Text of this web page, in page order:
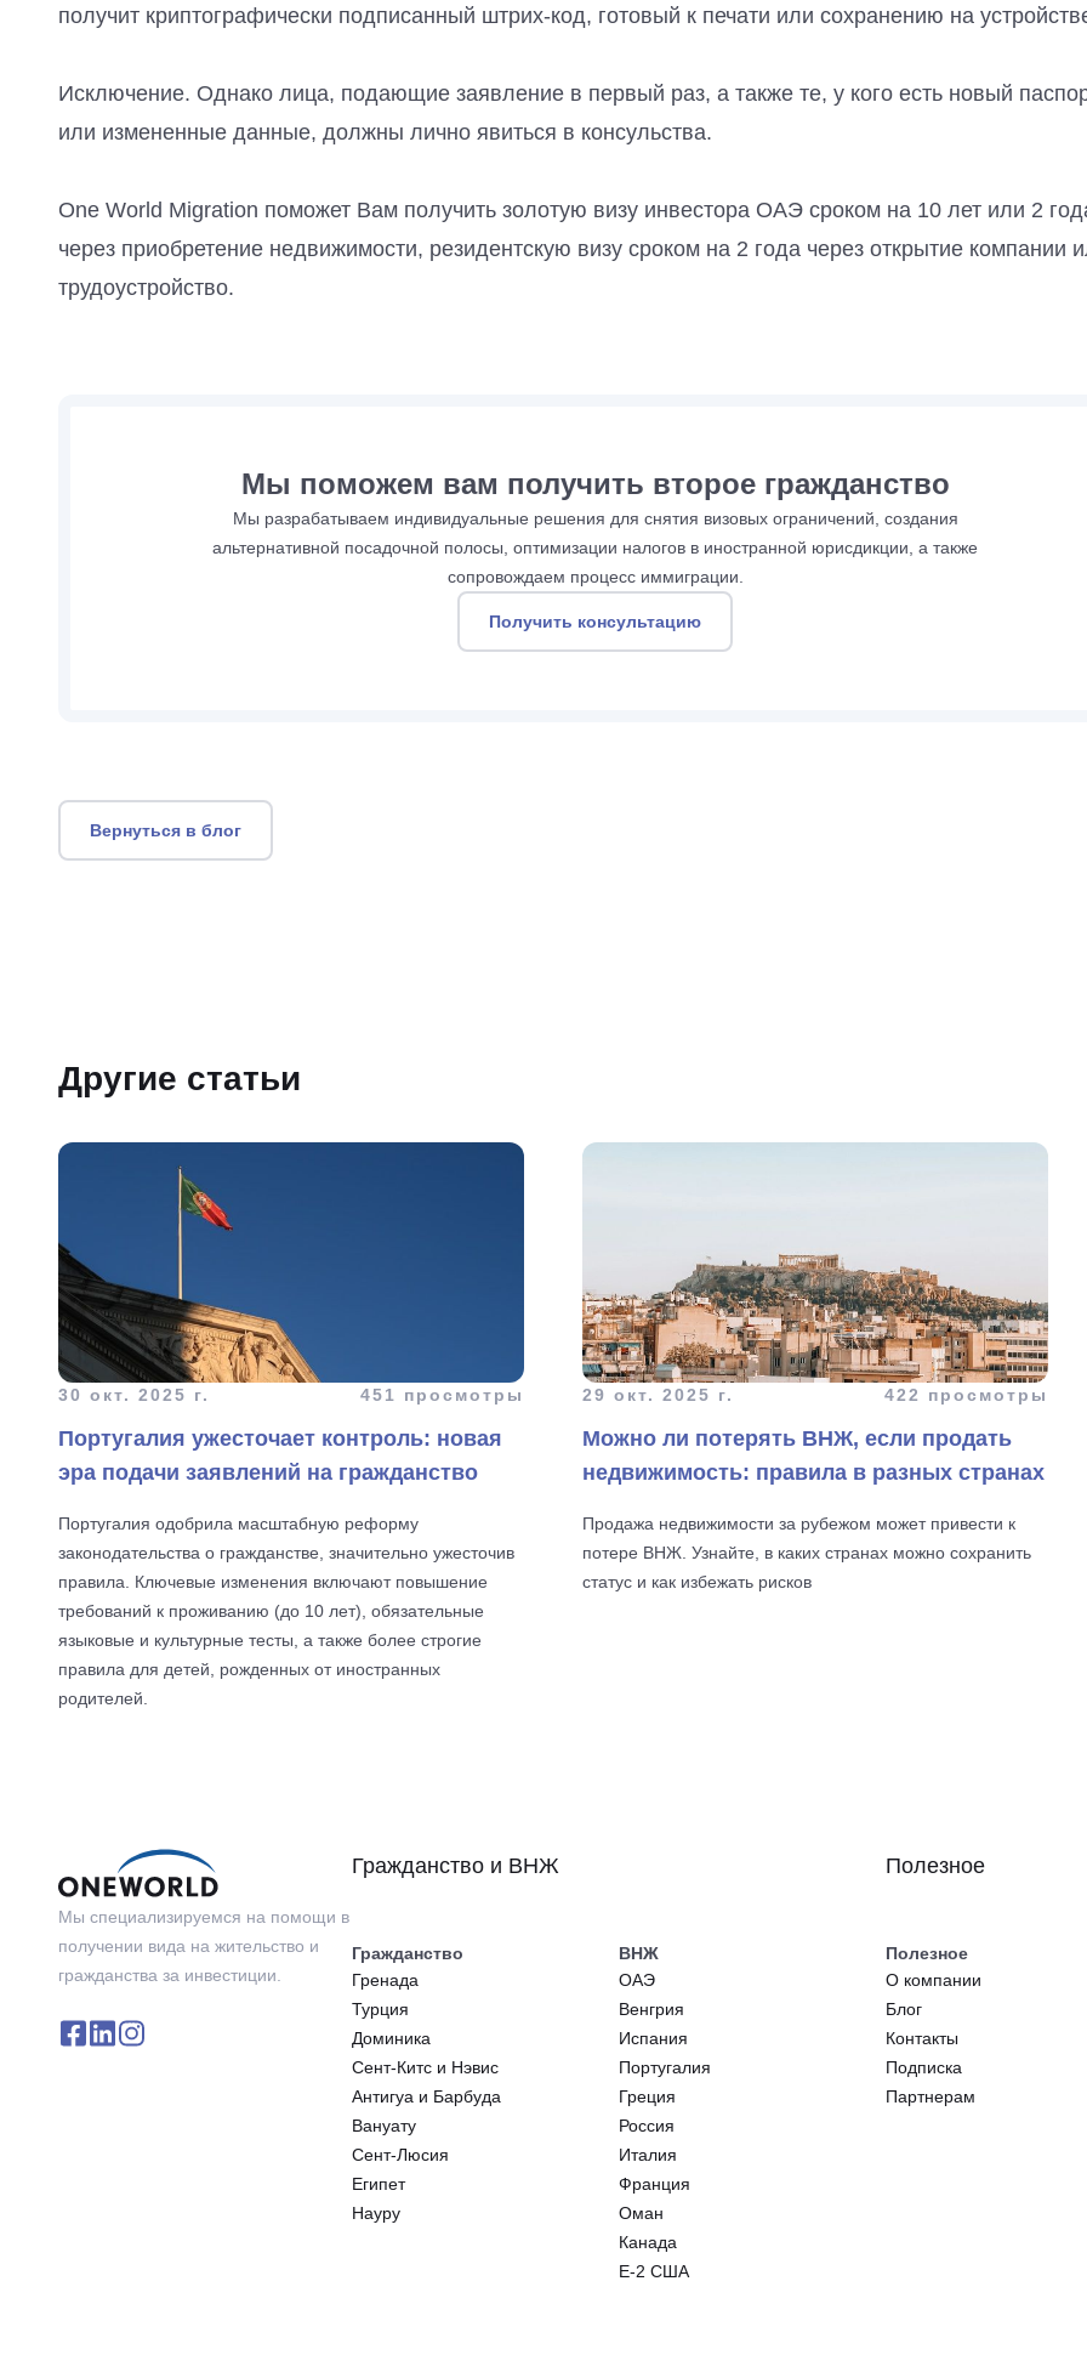
получит криптографически подписанный штрих-код, готовый к печати или сохранению на
Исключение. Однако лица, подающие заявление в первый раз, а также те, у кого есть новый
или измененные данные, должны лично явиться в консульства.
One World Migration поможет Вам получить золотую визу инвестора ОАЭ сроком на 10 лет или 2
через приобретение недвижимости, резидентскую визу сроком на 2 года через открытие компании
трудоустройство.
Мы поможем вам получить второе гражданство
Мы разрабатываем индивидуальные решения для снятия визовых ограничений, создания
альтернативной посадочной полосы, оптимизации налогов в иностранной юрисдикции, а также
сопровождаем процесс иммиграции.
Получить консультацию
Вернуться в блог
Другие статьи
30 окт. 2025 г. 451 просмотры
Португалия ужесточает контроль: новая
эра подачи заявлений на гражданство
Португалия одобрила масштабную реформу
законодательства о гражданстве, значительно ужесточив
правила. Ключевые изменения включают повышение
требований к проживанию (до 10 лет), обязательные
языковые и культурные тесты, а также более строгие
правила для детей, рожденных от иностранных
родителей.
29 окт. 2025 г. 422 просмотры
Можно ли потерять ВНЖ, если продать
недвижимость: правила в разных странах
Продажа недвижимости за рубежом может привести к
потере ВНЖ. Узнайте, в каких странах можно сохранить
статус и как избежать рисков
Мы специализируемся на помощи в
получении вида на жительство и
гражданства за инвестиции.
Гражданство и ВНЖ
Гражданство
Гренада
Турция
Доминика
Сeнт-Китс и Нэвис
Антигуа и Барбуда
Вануату
Сент-Люсия
Египет
Науру
ВНЖ
ОАЭ
Венгрия
Испания
Португалия
Греция
Россия
Италия
Франция
Оман
Канада
E-2 США
Полезное
Полезное
О компании
Блог
Контакты
Подписка
Партнерам